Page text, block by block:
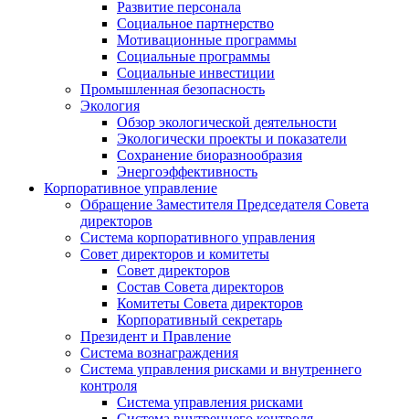
Развитие персонала
Социальное партнерство
Мотивационные программы
Социальные программы
Социальные инвестиции
Промышленная безопасность
Экология
Обзор экологической деятельности
Экологически проекты и показатели
Сохранение биоразнообразия
Энергоэффективность
Корпоративное управление
Обращение Заместителя Председателя Совета
директоров
Система корпоративного управления
Совет директоров и комитеты
Совет директоров
Состав Совета директоров
Комитеты Совета директоров
Корпоративный секретарь
Президент и Правление
Система вознаграждения
Система управления рисками и внутреннего
контроля
Система управления рисками